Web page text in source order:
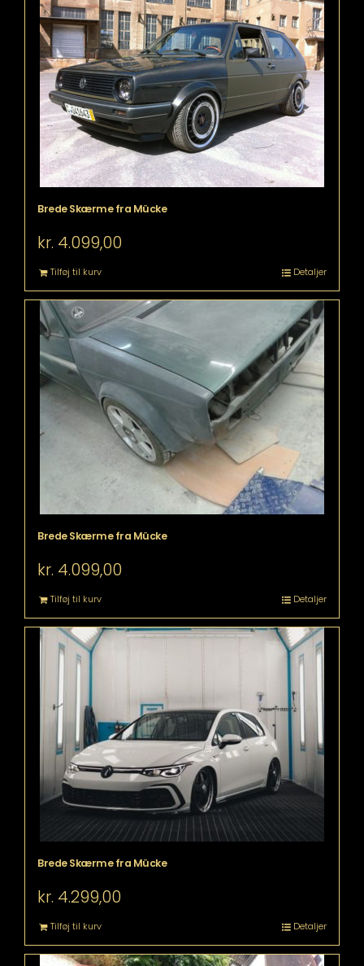
Brede Skærme fra Mücke
kr. 4.099,00
Tilføj til kurv Detaljer
Brede Skærme fra Mücke
kr. 4.099,00
Tilføj til kurv Detaljer
Brede Skærme fra Mücke
kr. 4.299,00
Tilføj til kurv Detaljer